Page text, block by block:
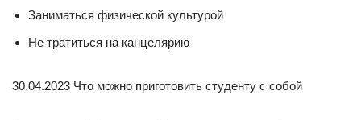
Заниматься физической культурой
Не тратиться на канцелярию
30.04.2023 Что можно приготовить студенту с собой